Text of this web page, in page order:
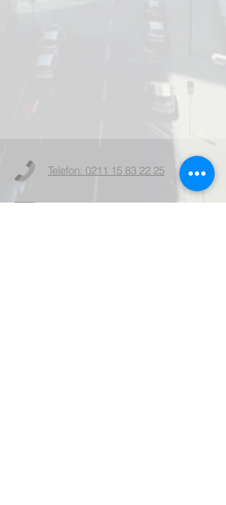
Telefon: 0211 15 83 22 25